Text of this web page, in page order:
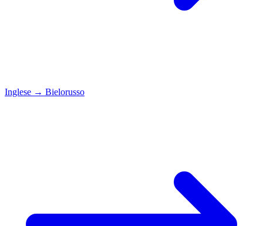
Inglese → Bielorusso